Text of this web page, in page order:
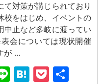
て対策が講じられており
校をはじめ、イベントの
中止など多岐に渡ってい
会については現状開催
が …
LineHatena
Pocket